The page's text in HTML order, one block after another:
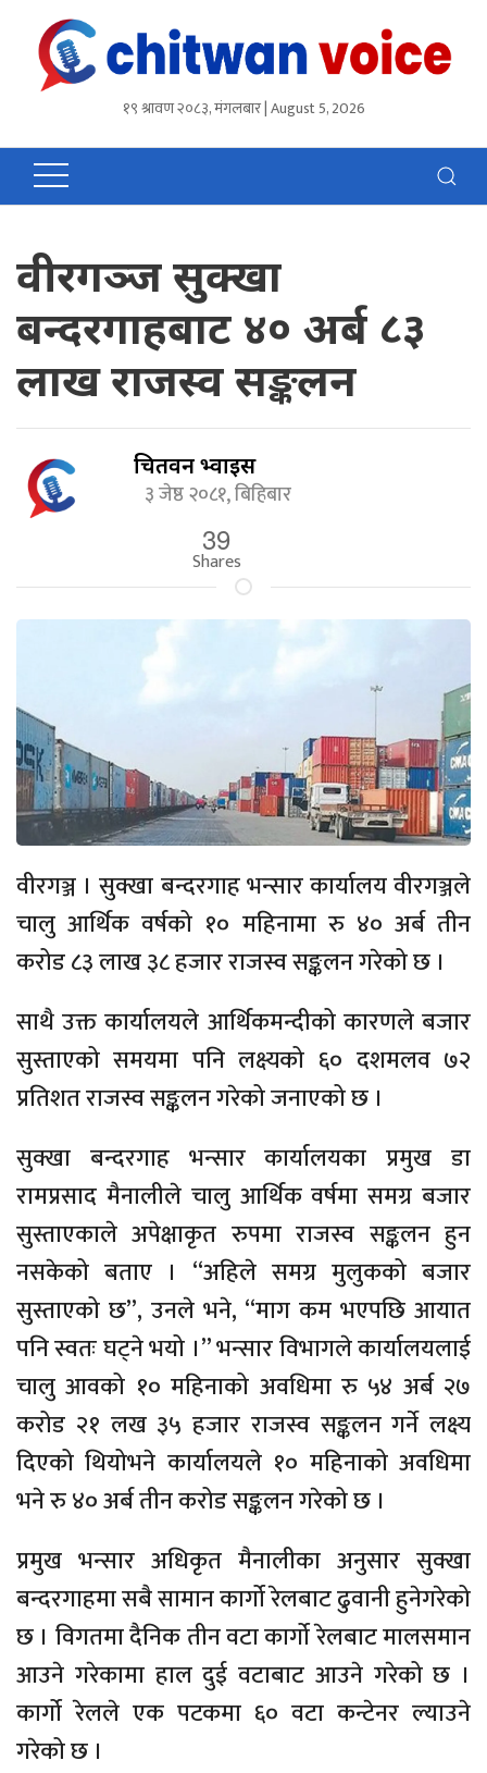
१९ श्रावण २०८३, मंगलबार | August 5, 2026
वीरगञ्ज सुक्खा
बन्दरगाहबाट ४० अर्ब ८३
लाख राजस्व सङ्कलन
चितवन भ्वाईस
३ जेष्ठ २०८१, बिहिबार
39
Shares
वीरगञ्ज । सुक्खा बन्दरगाह भन्सार कार्यालय वीरगञ्जले
चालु आर्थिक वर्षको १० महिनामा रु ४० अर्ब तीन
करोड ८३ लाख ३८ हजार राजस्व सङ्कलन गरेको छ ।
साथै उक्त कार्यालयले आर्थिकमन्दीको कारणले बजार
सुस्ताएको समयमा पनि लक्ष्यको ६० दशमलव ७२
प्रतिशत राजस्व सङ्कलन गरेको जनाएको छ ।
सुक्खा बन्दरगाह भन्सार कार्यालयका प्रमुख डा
रामप्रसाद मैनालीले चालु आर्थिक वर्षमा समग्र बजार
सुस्ताएकाले अपेक्षाकृत रुपमा राजस्व सङ्कलन हुन
नसकेको बताए । “अहिले समग्र मुलुकको बजार
सुस्ताएको छ”, उनले भने, “माग कम भएपछि आयात
पनि स्वतः घट्ने भयो ।” भन्सार विभागले कार्यालयलाई
चालु आवको १० महिनाको अवधिमा रु ५४ अर्ब २७
करोड २१ लख ३५ हजार राजस्व सङ्कलन गर्ने लक्ष्य
दिएको थियोभने कार्यालयले १० महिनाको अवधिमा
भने रु ४० अर्ब तीन करोड सङ्कलन गरेको छ ।
प्रमुख भन्सार अधिकृत मैनालीका अनुसार सुक्खा
बन्दरगाहमा सबै सामान कार्गो रेलबाट ढुवानी हुनेगरेको
छ । विगतमा दैनिक तीन वटा कार्गो रेलबाट मालसमान
आउने गरेकामा हाल दुई वटाबाट आउने गरेको छ ।
कार्गो रेलले एक पटकमा ६० वटा कन्टेनर ल्याउने
गरेको छ ।